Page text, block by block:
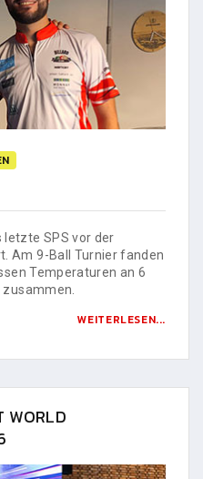
letzte SPS vor der
Am 9-Ball Turnier fanden
Temperaturen an 6
WEITERLESEN...
WORLD